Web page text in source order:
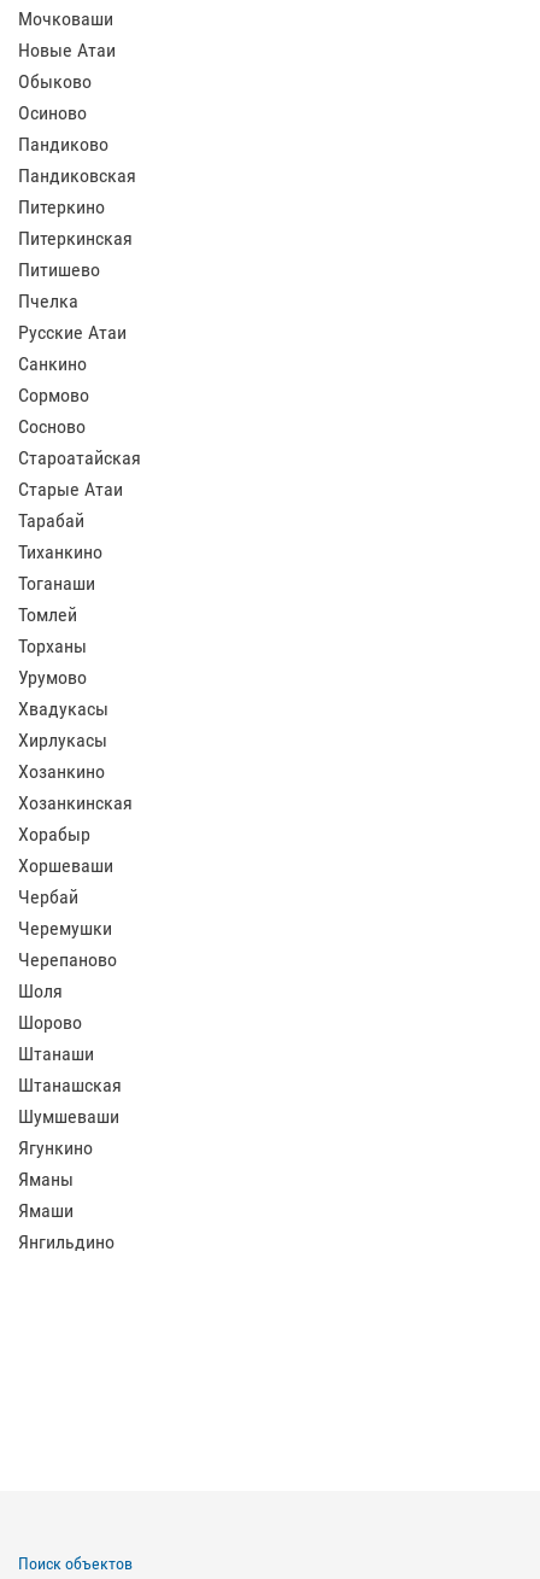
Мочковаши
Новые Атаи
Обыково
Осиново
Пандиково
Пандиковская
Питеркино
Питеркинская
Питишево
Пчелка
Русские Атаи
Санкино
Сормово
Сосново
Староатайская
Старые Атаи
Тарабай
Тиханкино
Тоганаши
Томлей
Торханы
Урумово
Хвадукасы
Хирлукасы
Хозанкино
Хозанкинская
Хорабыр
Хоршеваши
Чербай
Черемушки
Черепаново
Шоля
Шорово
Штанаши
Штанашская
Шумшеваши
Ягункино
Яманы
Ямаши
Янгильдино
Поиск объектов